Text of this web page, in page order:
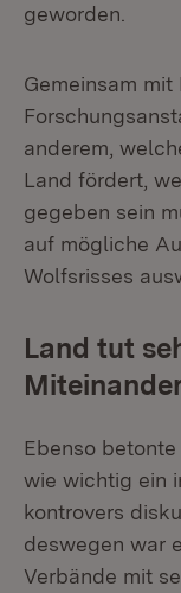
geworden.
Gemeinsam
anderem,
Land fördert,
gegeben sein
auf mögliche
Wolfsrisses
Land tut
Ebenso
wie wichtig ein
kontrovers
deswegen war
Verbände mit